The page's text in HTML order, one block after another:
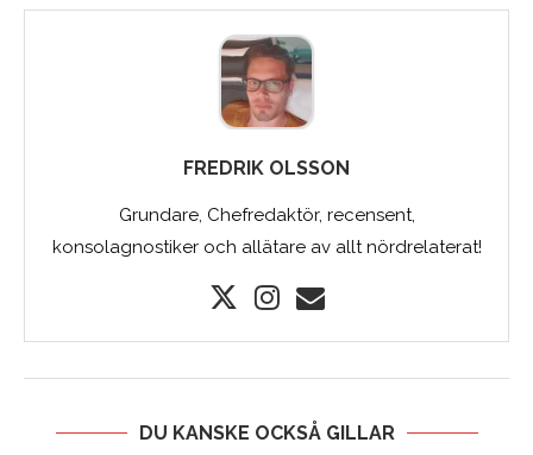
FREDRIK OLSSON
Grundare, Chefredaktör, recensent,
konsolagnostiker och allätare av allt nördrelaterat!
DU KANSKE OCKSÅ GILLAR